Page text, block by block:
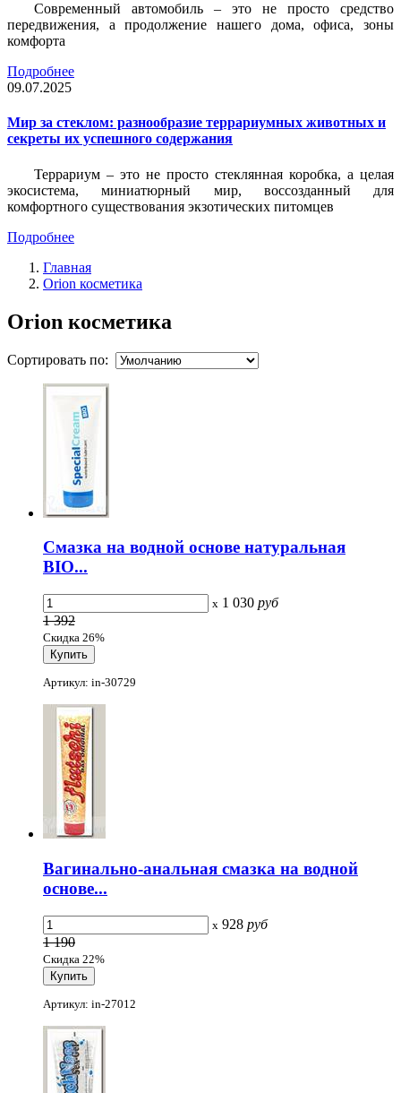
Современный автомобиль – это не просто средство
передвижения, а продолжение нашего дома, офиса, зоны
комфорта
Подробнее
09.07.2025
Мир за стеклом: разнообразие террариумных животных и
секреты их успешного содержания
Террариум – это не просто стеклянная коробка, а целая
экосистема, миниатюрный мир, воссозданный для
комфортного существования экзотических питомцев
Подробнее
Главная
Orion косметика
Orion косметика
Сортировать по:
Смазка на водной основе натуральная
BIO...
x 1 030 руб
1 392
Скидка 26%
Артикул: in-30729
Вагинально-анальная смазка на водной
основе...
x 928 руб
1 190
Скидка 22%
Артикул: in-27012